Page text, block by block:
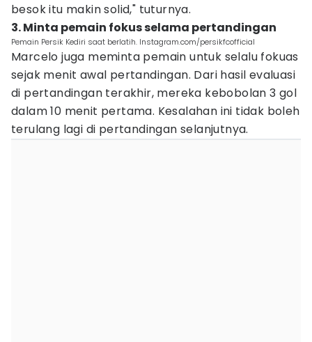
besok itu makin solid," tuturnya.
3. Minta pemain fokus selama pertandingan
Pemain Persik Kediri saat berlatih. Instagram.com/persikfcofficial
Marcelo juga meminta pemain untuk selalu fokuas
sejak menit awal pertandingan. Dari hasil evaluasi
di pertandingan terakhir, mereka kebobolan 3 gol
dalam 10 menit pertama. Kesalahan ini tidak boleh
terulang lagi di pertandingan selanjutnya.